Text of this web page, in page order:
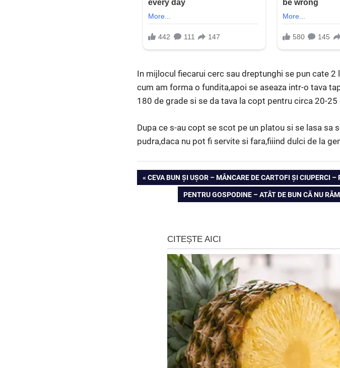
In mijlocul fiecarui cerc sau dreptunghi se pun cate
cum am forma o fundita,apoi se aseaza intr-o tava
180 de grade si se da tava la copt pentru circa 20-
Dupa ce s-au copt se scot pe un platou si se lasa sa
pudra,daca nu pot fi servite si fara,fiiind dulci de la
Navigare
PREVIOUS
CEVA BUN ȘI UȘOR – MÂNCARE DE CARTOFI ȘI CIUPERCI –
NEXT
POST:
PENTRU GOSPODINE – ATÂT DE BUN CĂ NU